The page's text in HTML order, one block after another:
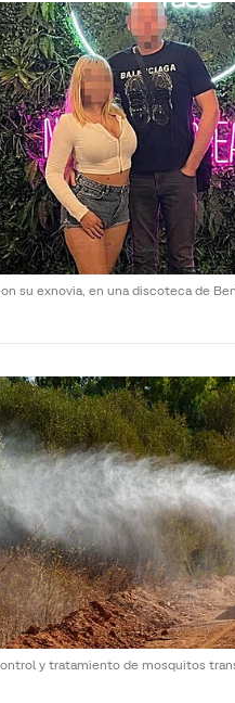
su exnovia, en una discoteca de
y tratamiento de mosquitos